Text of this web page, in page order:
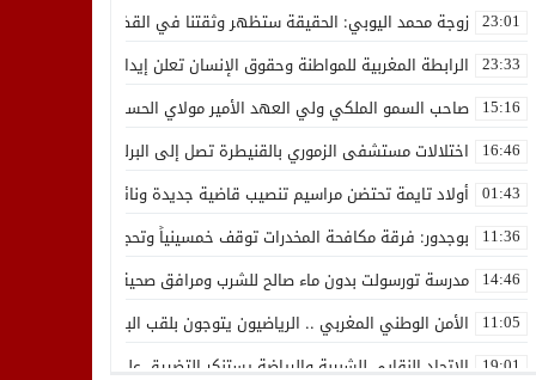
23:01 زوجة محمد اليوبي: الحقيقة ستظهر وثقتنا في القضاء ثابتة
23:33 الرابطة المغربية للمواطنة وحقوق الإنسان تعلن إيداع رئيسها
15:16 صاحب السمو الملكي ولي العهد الأمير مولاي الحسن يدشن “برج
16:46 اختلالات مستشفى الزموري بالقنيطرة تصل إلى البرلمان واستقالة
01:43 أولاد تايمة تحتضن مراسيم تنصيب قاضية جديدة ونائب لوكيل الملك
11:36 بوجدور: فرقة مكافحة المخدرات توقف خمسينياً وتحجز 10 كيلوغرامات من الشيرا
14:46 مدرسة تورسولت بدون ماء صالح للشرب ومرافق صحية في وضعية
11:05 الأمن الوطني المغربي .. الرياضيون يتوجون بلقب البطولة العربية
19:01 الاتحاد النقابي للشبيبة والرياضة يستنكر التضييق على الموظفين